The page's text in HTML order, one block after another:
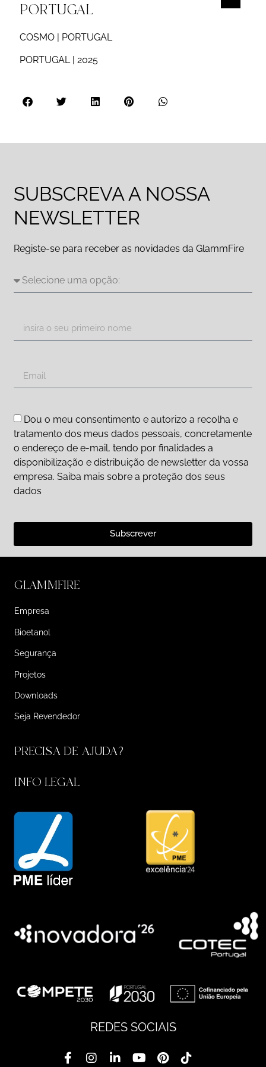
PORTUGAL
COSMO | PORTUGAL
PORTUGAL | 2025
SUBSCREVA A NOSSA
NEWSLETTER
Registe-se para receber as novidades da GlammFire
Dou o meu consentimento e autorizo a recolha e
tratamento dos meus dados pessoais, concretamente
o endereço de e-mail, tendo por finalidades a
disponibilização e distribuição de newsletter da vossa
empresa. Saiba mais sobre a proteção dos seus
dados
Subscrever
GLAMMFIRE
Empresa
Bioetanol
Segurança
Projetos
Downloads
Seja Revendedor
PRECISA DE AJUDA?
INFO LEGAL
REDES SOCIAIS